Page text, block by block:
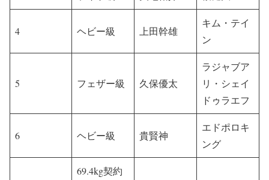
4 ヘビー級 上田幹雄
キム・テイ
ン
5 フェザー級 久保優太
ラジャブア
リ・シェイ
ドゥラエフ
6 ヘビー級 貴賢神
エドポロキ
ング
69.4kg契約